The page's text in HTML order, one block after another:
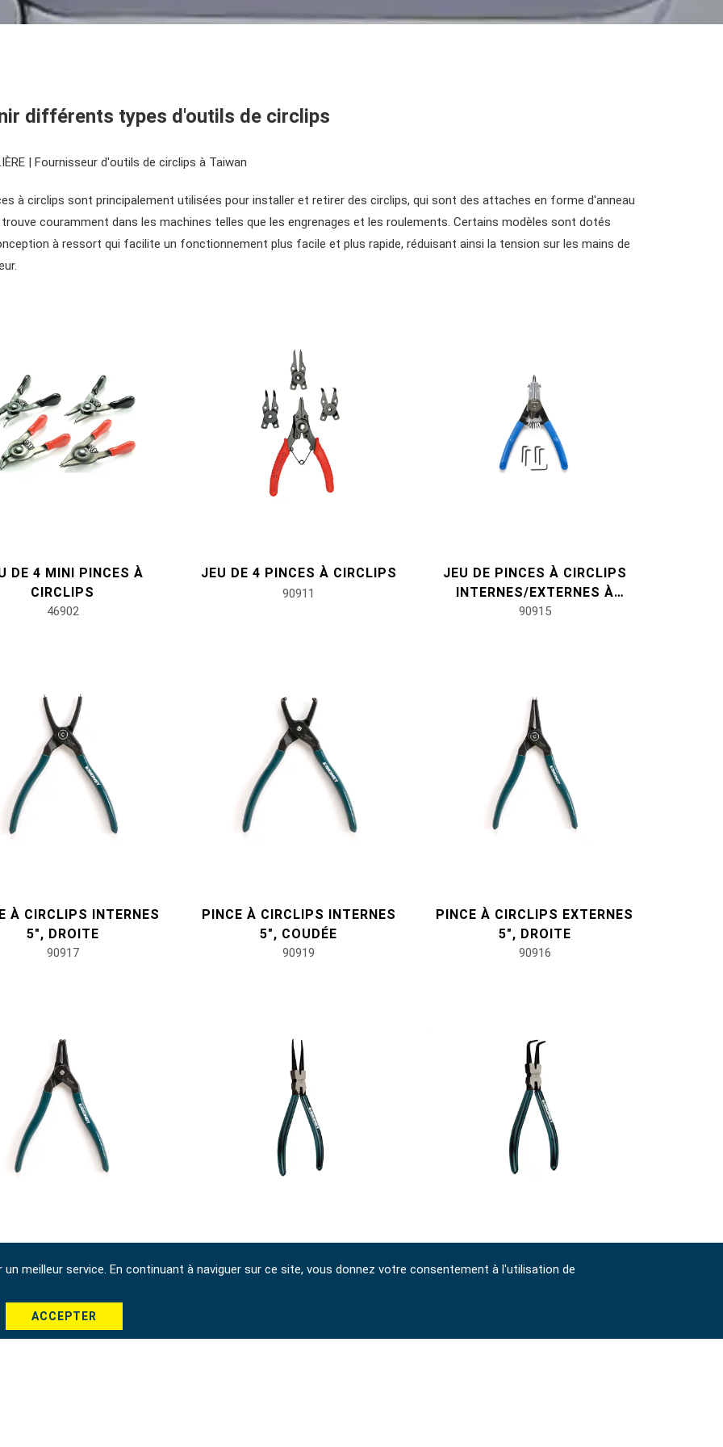
différents types d'outils de circlips
| Fournisseur d'outils de circlips à Taiwan
à circlips sont principalement utilisées pour installer et retirer des circlips, qui sont des attaches en forme d'anneau
couramment dans les machines telles que les engrenages et les roulements. Certains modèles sont dotés
à ressort qui facilite un fonctionnement plus facile et plus rapide, réduisant ainsi la tension sur les mains de
DE 4 MINI PINCES À
CIRCLIPS
46902
JEU DE 4 PINCES À CIRCLIPS
90911
JEU DE PINCES À CIRCLIPS
INTERNES/EXTERNES À
CHANGEMENT RAPIDE
90915
À CIRCLIPS INTERNES
5", DROITE
90917
PINCE À CIRCLIPS INTERNES
5", COUDÉE
90919
PINCE À CIRCLIPS EXTERNES
5", DROITE
90916
5", COUDÉE
7", DROITE
7", COUDÉE
meilleur service. En continuant à naviguer sur ce site, vous donnez votre consentement à l'utilisation de
ACCEPTER